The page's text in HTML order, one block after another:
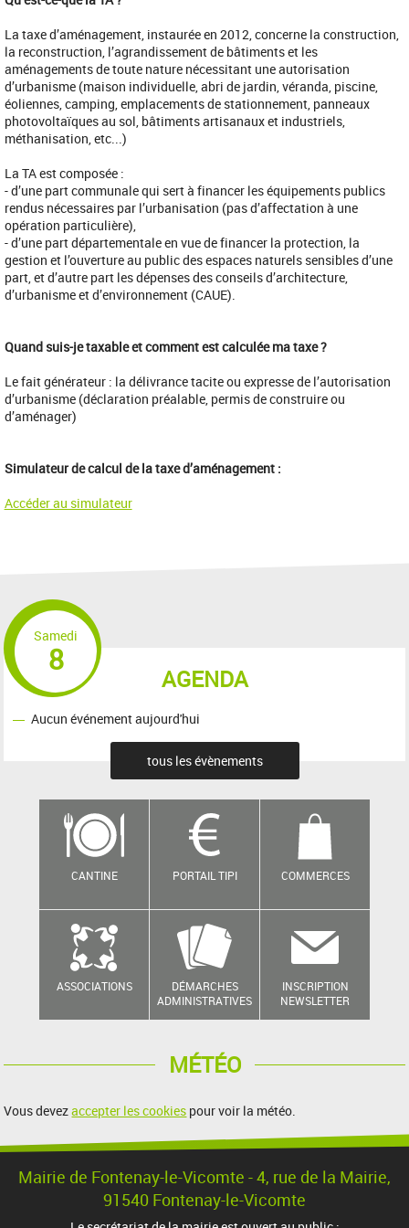
La taxe d’aménagement, instaurée en 2012, concerne la construction,
la reconstruction, l’agrandissement de bâtiments et les
aménagements de toute nature nécessitant une autorisation
d’urbanisme (maison individuelle, abri de jardin, véranda, piscine,
éoliennes, camping, emplacements de stationnement, panneaux
photovoltaïques au sol, bâtiments artisanaux et industriels,
méthanisation, etc...)
La TA est composée :
- d’une part communale qui sert à financer les équipements publics
rendus nécessaires par l’urbanisation (pas d’affectation à une
opération particulière),
- d’une part départementale en vue de financer la protection, la
gestion et l’ouverture au public des espaces naturels sensibles d’une
part, et d’autre part les dépenses des conseils d’architecture,
d’urbanisme et d’environnement (CAUE).
Quand suis-je taxable et comment est calculée ma taxe ?
Le fait générateur : la délivrance tacite ou expresse de l’autorisation
d’urbanisme (déclaration préalable, permis de construire ou
d’aménager)
Simulateur de calcul de la taxe d’aménagement :
Accéder au simulateur
AGENDA
Samedi
8
Aucun événement aujourd'hui
tous les évènements
CANTINE PORTAIL TIPI COMMERCES
ASSOCIATIONS
DÉMARCHES
ADMINISTRATIVES
INSCRIPTION
NEWSLETTER
MÉTÉO
Vous devezaccepter les cookies pour voir la météo.
Mairie de Fontenay-le-Vicomte - 4, rue de la Mairie,
91540 Fontenay-le-Vicomte